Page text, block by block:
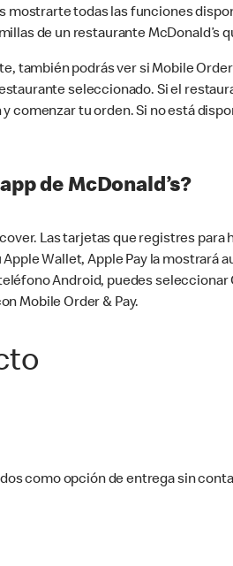
mostrarte todas las funciones
de un restaurante McDonald’s
también podrás ver si Mobile
seleccionado. Si el
comenzar tu orden. Si no está
de McDonald’s?
Las tarjetas que registres
Wallet, Apple Pay la
Android, puedes
Mobile Order & Pay.
como opción de entrega sin